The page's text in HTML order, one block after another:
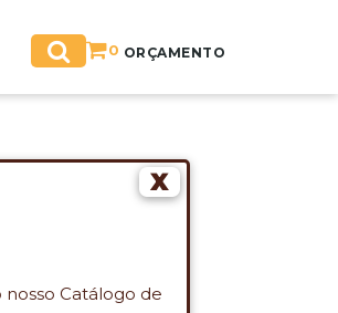
Catálogo de
X
0 ORÇAMENTO